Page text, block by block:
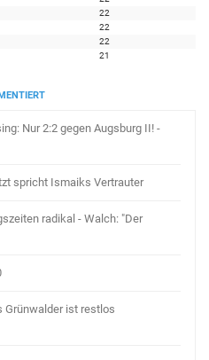
22
22
22
21
Nur 2:2 gegen Augsburg II! -
spricht Ismaiks Vertrauter
radikal - Walch: "Der
Grünwalder ist restlos